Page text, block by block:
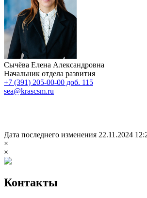
Сычёва Елена Александровна
Начальник отдела развития
+7 (391) 205-00-00 доб. 115
sea@krascsm.ru
Дата последнего изменения 22.11.2024
×
×
Контакты